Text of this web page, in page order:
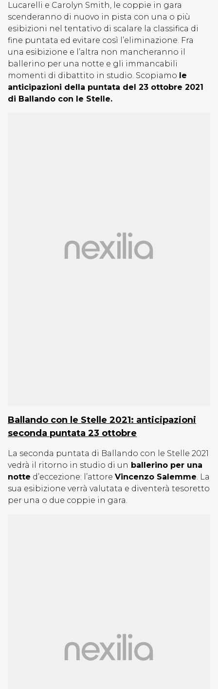
Lucarelli e Carolyn Smith, le coppie in gara
scenderanno di nuovo in pista con una o più
esibizioni nel tentativo di scalare la classifica di
fine puntata ed evitare così l’eliminazione. Fra
una esibizione e l’altra non mancheranno il
ballerino per una notte e gli immancabili
momenti di dibattito in studio. Scopiamo le
anticipazioni della puntata del 23 ottobre 2021
di Ballando con le Stelle.
Ballando con le Stelle 2021: anticipazioni
seconda puntata 23 ottobre
La seconda puntata di Ballando con le Stelle 2021
vedrà il ritorno in studio di un ballerino per una
notte d’eccezione: l’attore Vincenzo Salemme. La
sua esibizione verrà valutata e diventerà tesoretto
per una o due coppie in gara.